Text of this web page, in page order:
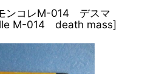
ンコレM-014 デスマ
M-014 death mass]